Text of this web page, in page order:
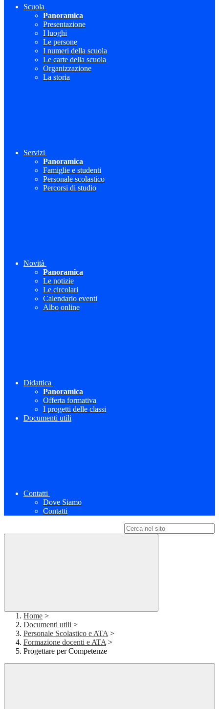
Scuola
Panoramica
Presentazione
I luoghi
Le persone
I numeri della scuola
Le carte della scuola
Organizzazione
La storia
Servizi
Panoramica
Famiglie e studenti
Personale scolastico
Percorsi di studio
Novità
Panoramica
Le notizie
Le circolari
Calendario eventi
Albo online
Didattica
Panoramica
Offerta formativa
I progetti delle classi
Documenti utili
Contatti
Dove Siamo
Contatti
Home >
Documenti utili >
Personale Scolastico e ATA >
Formazione docenti e ATA >
Progettare per Competenze